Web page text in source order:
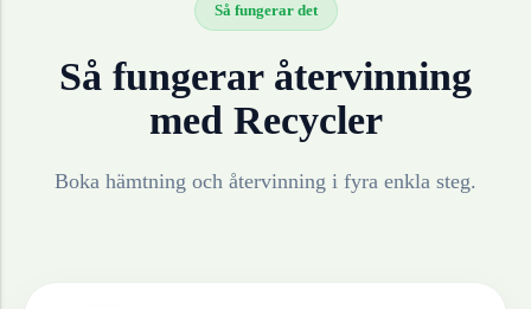
Så fungerar det
Så fungerar återvinning
med Recycler
Boka hämtning och återvinning i fyra enkla steg.